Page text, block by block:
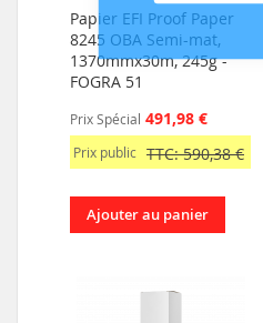
Papier EFI Proof Paper
8245 OBA Semi-mat,
1370mmx30m, 245g -
FOGRA 51
Prix Spécial 491,98 €
Prix public TTC: 590,38 €
Ajouter au panier